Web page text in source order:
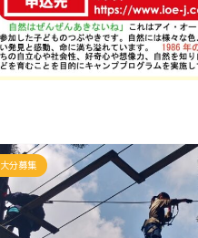
大分募集